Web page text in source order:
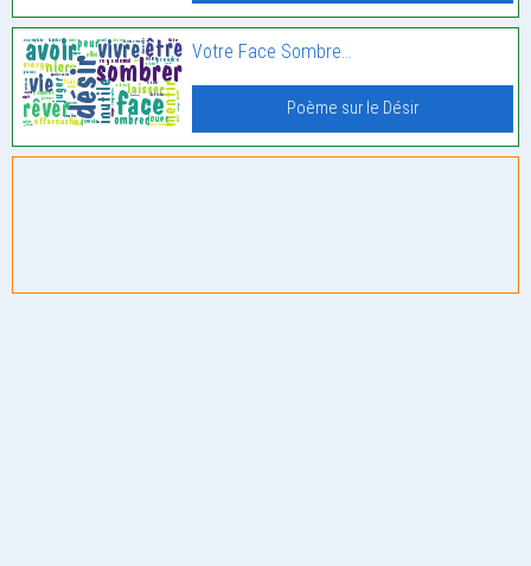
Votre Face Sombre…
Poème sur le Désir